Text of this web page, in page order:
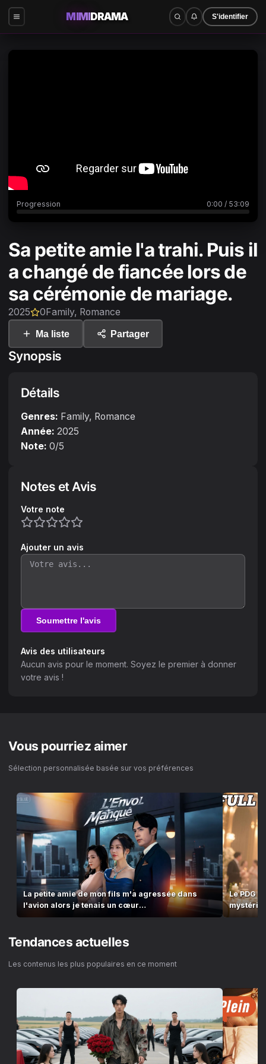
MIMIDRAMA S'identifier
53:09
Progression 0:00 / 53:09
Sa petite amie l'a trahi. Puis il
a changé de fiancée lors de
sa cérémonie de mariage.
2025 0 Family, Romance
Ma liste Partager
Synopsis
Détails
Genres: Family, Romance
Année: 2025
Note: 0/5
Notes et Avis
Votre note
Ajouter un avis
Soumettre l'avis
Avis des utilisateurs
Aucun avis pour le moment. Soyez le premier à donner
votre avis !
Vous pourriez aimer
Sélection personnalisée basée sur vos préférences
La petite amie de mon fils m'a agressée dans
l'avion alors je tenais un cœur
artificiel.#251025fsB2
Le PDG
arrangée
Tendances actuelles
Les contenus les plus populaires en ce moment